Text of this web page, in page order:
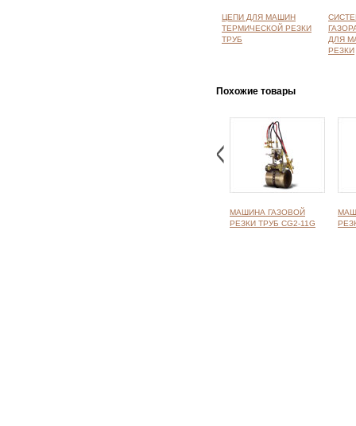
ЦЕПИ ДЛЯ МАШИН
ТЕРМИЧЕСКОЙ РЕЗКИ
ТРУБ
ДЛЯ
РЕЗКИ
Похожие товары
МАШИНА ГАЗОВОЙ
РЕЗКИ ТРУБ CG2-11G